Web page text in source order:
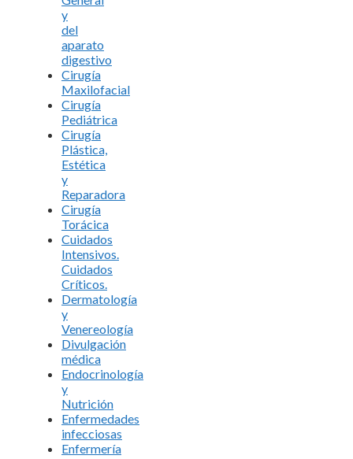
y
del
aparato
digestivo
Cirugía
Maxilofacial
Cirugía
Pediátrica
Cirugía
Plástica,
Estética
y
Reparadora
Cirugía
Torácica
Cuidados
Intensivos.
Cuidados
Críticos.
Dermatología
y
Venereología
Divulgación
médica
Endocrinología
y
Nutrición
Enfermedades
infecciosas
Enfermería